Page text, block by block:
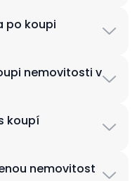
po koupi
nemovitosti v
koupí
nemovitost